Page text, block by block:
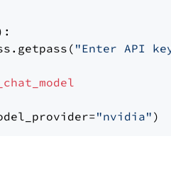
"Enter API
"nvidia"